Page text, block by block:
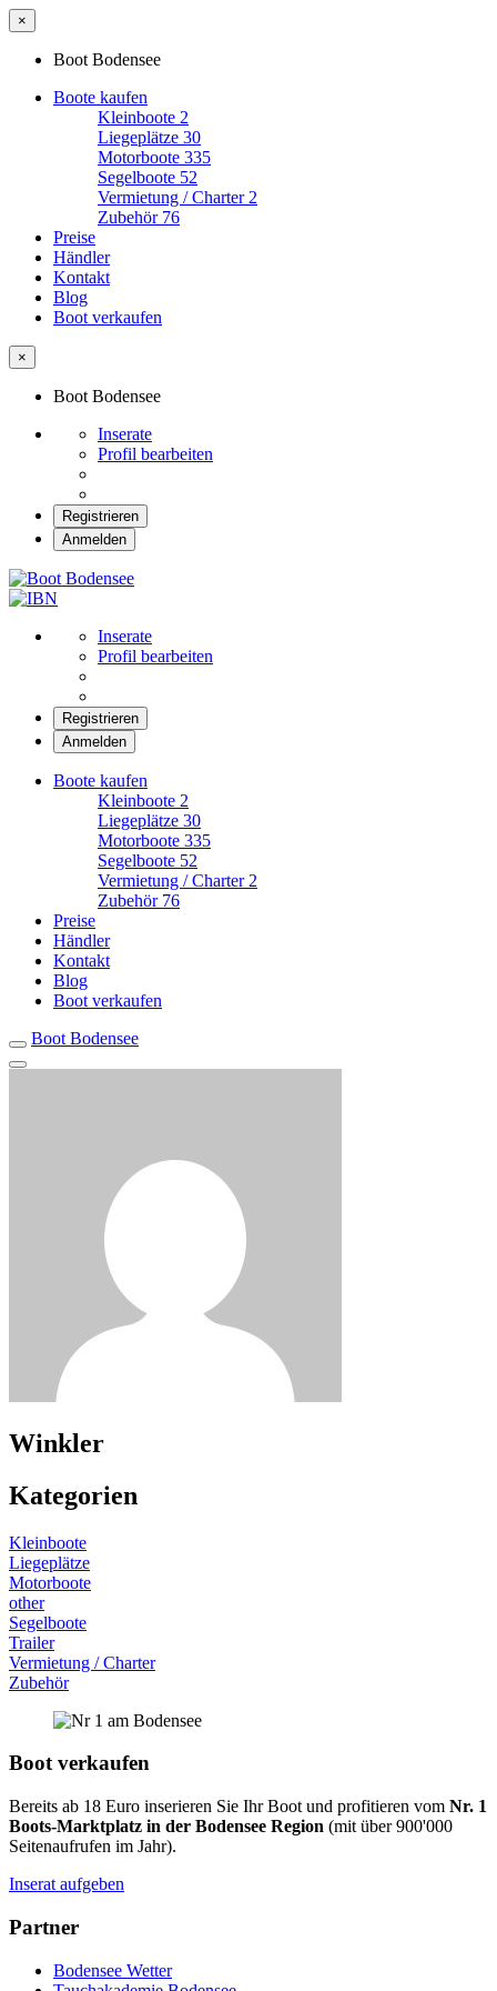
×
Boot Bodensee
Boote kaufen
Kleinboote 2
Liegeplätze 30
Motorboote 335
Segelboote 52
Vermietung / Charter 2
Zubehör 76
Preise
Händler
Kontakt
Blog
Boot verkaufen
×
Boot Bodensee
Inserate
Profil bearbeiten
Registrieren
Anmelden
Inserate
Profil bearbeiten
Registrieren
Anmelden
Boote kaufen
Kleinboote 2
Liegeplätze 30
Motorboote 335
Segelboote 52
Vermietung / Charter 2
Zubehör 76
Preise
Händler
Kontakt
Blog
Boot verkaufen
Boot Bodensee
Winkler
Kategorien
Kleinboote
Liegeplätze
Motorboote
other
Segelboote
Trailer
Vermietung / Charter
Zubehör
Boot verkaufen
Bereits ab 18 Euro inserieren Sie Ihr Boot und profitieren vom Nr. 1
Boots-Marktplatz in der Bodensee Region (mit über 900'000
Seitenaufrufen im Jahr).
Inserat aufgeben
Partner
Bodensee Wetter